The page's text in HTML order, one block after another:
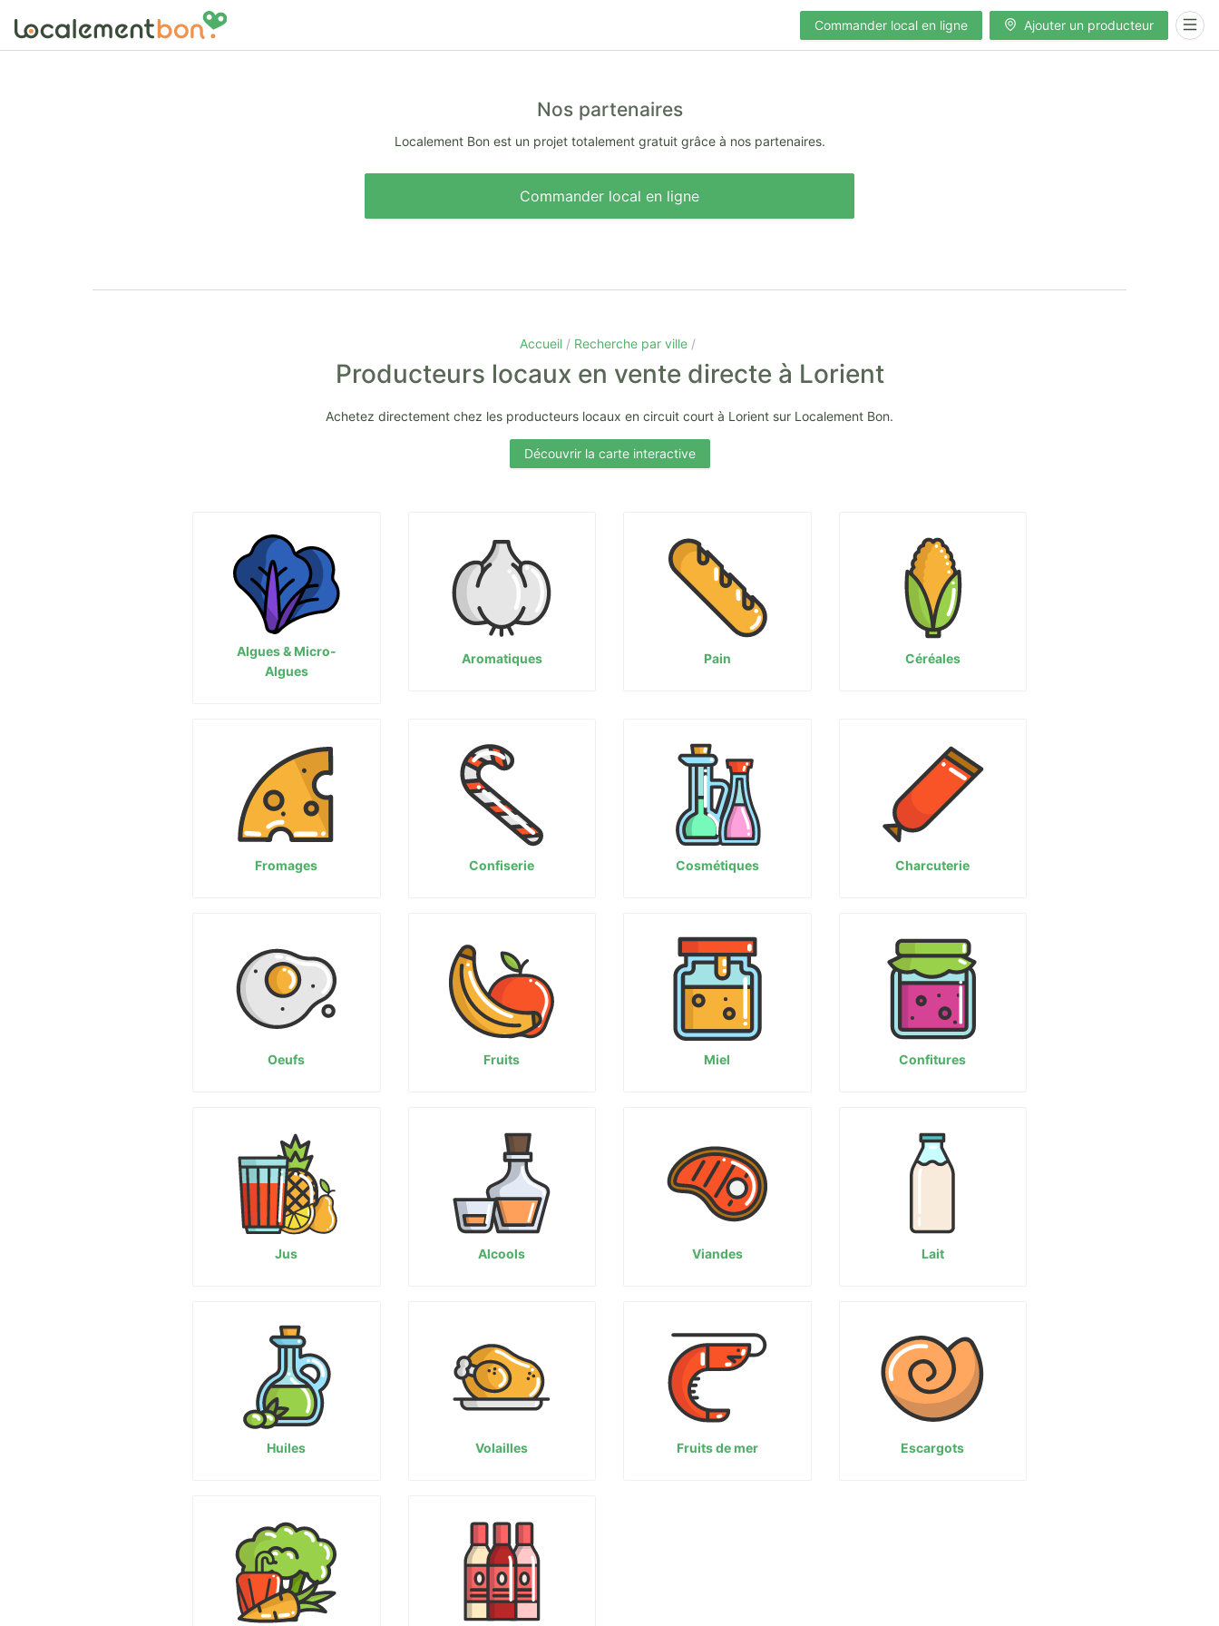
Commander local en ligne Ajouter un producteur
Nos partenaires
Localement Bon est un projet totalement gratuit grâce à nos partenaires.
Commander local en ligne
Accueil Recherche par ville
Producteurs locaux en vente directe à Lorient
Achetez directement chez les producteurs locaux en circuit court à Lorient sur Localement Bon.
Découvrir la carte interactive
Algues & Micro-
Algues
Aromatiques Pain Céréales
Fromages Confiserie Cosmétiques Charcuterie
Oeufs Fruits Miel Confitures
Jus Alcools Viandes Lait
Huiles Volailles Fruits de mer Escargots